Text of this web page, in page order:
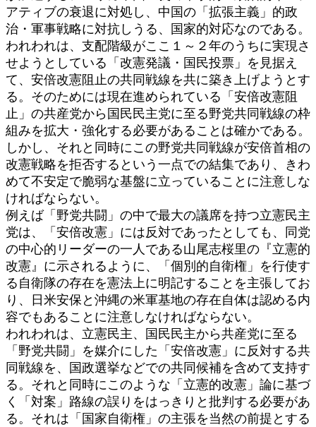
アティブの衰退に対処し、中国の「拡張主義」的政
治・軍事戦略に対抗しうる、国家的対応なのである。
われわれは、支配階級がここ１～２年のうちに実現さ
せようとしている「改憲発議・国民投票」を見据え
て、安倍改憲阻止の共同戦線を共に築き上げようとす
る。そのためには現在進められている「安倍改憲阻
止」の共産党から国民民主党に至る野党共同戦線の枠
組みを拡大・強化する必要があることは確かである。
しかし、それと同時にこの野党共同戦線が安倍首相の
改憲戦略を拒否するという一点での結集であり、きわ
めて不安定で脆弱な基盤に立っていることに注意しな
ければならない。
例えば「野党共闘」の中で最大の議席を持つ立憲民主
党は、「安倍改憲」には反対であったとしても、同党
の中心的リーダーの一人である山尾志桜里の『立憲的
改憲』に示されるように、「個別的自衛権」を行使す
る自衛隊の存在を憲法上に明記することを主張してお
り、日米安保と沖縄の米軍基地の存在自体は認める内
容でもあることに注意しなければならない。
われわれは、立憲民主、国民民主から共産党に至る
「野党共闘」を媒介にした「安倍改憲」に反対する共
同戦線を、国政選挙などでの共同候補を含めて支持す
る。それと同時にこのような「立憲的改憲」論に基づ
く「対案」路線の誤りをはっきりと批判する必要があ
る。それは「国家自衛権」の主張を当然の前提とする